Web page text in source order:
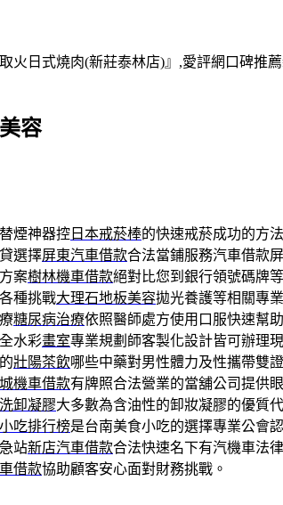
日式燒肉(新莊泰林店)』,愛評網口碑推
容
煙神器控 日本戒菸棒的快速戒菸成功的方
選擇屏東汽車借款合法當鋪服務汽車借款
案樹林機車借款絕對比您到銀行領號碼牌
種挑戰大理石地板美容拋光養護等相關專
糖尿病治療依照醫師處方使用口服快速幫
水彩畫室專業規劃師客製化設計皆可辦理
壯陽茶飲哪些中藥對男性體力及性攜帶雙
機車借款有牌照合法營業的當舖公司提供
洗卸凝膠大多數為含油性的卸妝凝膠的優質
吃排行榜是台南美食小吃的選擇專業公會
站新店汽車借款合法快速名下有汽機車法
借款協助顧客安心面對財務挑戰。